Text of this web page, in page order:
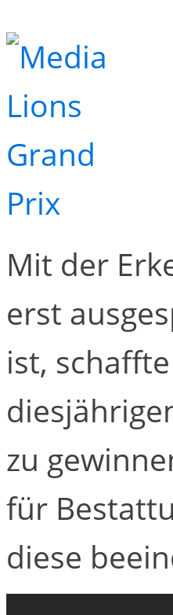
Mit der
erst
ist,
zu
für
diese